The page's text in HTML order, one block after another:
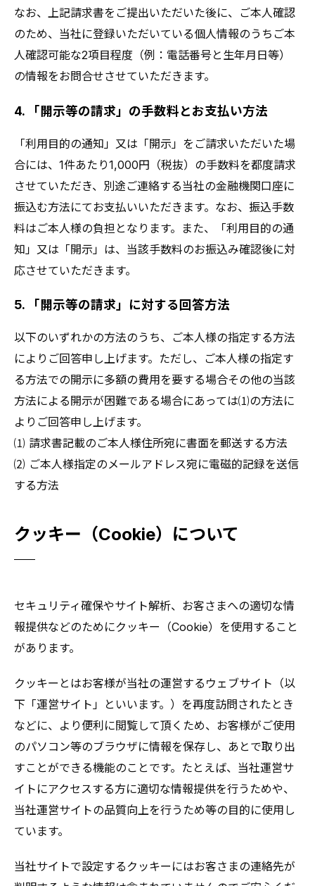
なお、上記請求書をご提出いただいた後に、ご本人確認
のため、当社に登録いただいている個人情報のうちご本
人確認可能な2項目程度（例：電話番号と生年月日等）
の情報をお問合せさせていただきます。
4. 「開示等の請求」の手数料とお支払い方法
「利用目的の通知」又は「開示」をご請求いただいた場
合には、1件あたり1,000円（税抜）の手数料を都度請求
させていただき、別途ご連絡する当社の金融機関口座に
振込む方法にてお支払いいただきます。なお、振込手数
料はご本人様の負担となります。また、「利用目的の通
知」又は「開示」は、当該手数料のお振込み確認後に対
応させていただきます。
5. 「開示等の請求」に対する回答方法
以下のいずれかの方法のうち、ご本人様の指定する方法
によりご回答申し上げます。ただし、ご本人様の指定す
る方法での開示に多額の費用を要する場合その他の当該
方法による開示が困難である場合にあっては⑴の方法に
よりご回答申し上げます。
⑴ 請求書記載のご本人様住所宛に書面を郵送する方法
⑵ ご本人様指定のメールアドレス宛に電磁的記録を送信
する方法
クッキー（Cookie）について
セキュリティ確保やサイト解析、お客さまへの適切な情
報提供などのためにクッキー（Cookie）を使用すること
があります。
クッキーとはお客様が当社の運営するウェブサイト（以
下「運営サイト」といいます。）を再度訪問されたとき
などに、より便利に閲覧して頂くため、お客様がご使用
のパソコン等のブラウザに情報を保存し、あとで取り出
すことができる機能のことです。たとえば、当社運営サ
イトにアクセスする方に適切な情報提供を行うためや、
当社運営サイトの品質向上を行うため等の目的に使用し
ています。
当社サイトで設定するクッキーにはお客さまの連絡先が